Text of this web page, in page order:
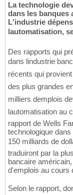
La technologie
dans les banques
L'industrie
lautomatisation,
Des rapports qui
dans lindustrie
récents qui provient
des plus grandes
milliers demplois
lautomatisation au
rapport de Wells
technologique
150 milliards de
traduiront par la
bancaire
d'emplois au cours
Selon le rapport,